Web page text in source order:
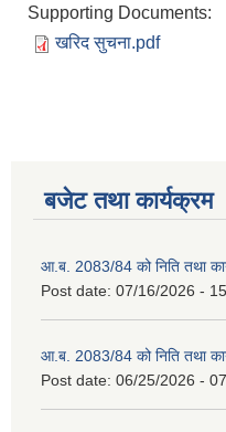
Supporting Documents:
खरिद सुचना.pdf
बजेट तथा कार्यक्रम
आ.ब. 2083/84 को निति तथा
Post date: 07/16/2026 -
आ.ब. 2083/84 को निति तथा
Post date: 06/25/2026 -